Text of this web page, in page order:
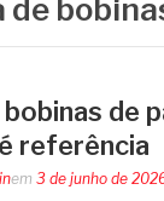
de
referência
em 3 de junho de